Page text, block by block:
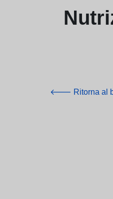
🡐 Ritorna al